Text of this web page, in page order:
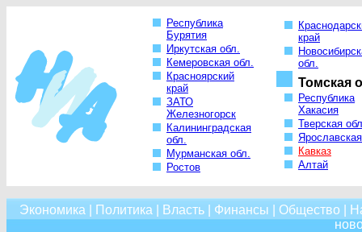
Республика
Бурятия
Иркутская обл.
Кемеровская обл.
Красноярский
край
ЗАТО
Железногорск
Калининградская
обл.
Мурманская обл.
Ростов
край
обл.
Томская
Республика
Хакасия
Тверская
Кавказ
Алтай
Экономика Политика Власть| Финансы Общество